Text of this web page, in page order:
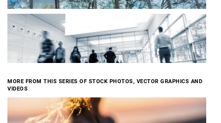
MORE FROM THIS SERIES OF STOCK PHOTOS, VECTOR GRAPHICS AND
VIDEOS